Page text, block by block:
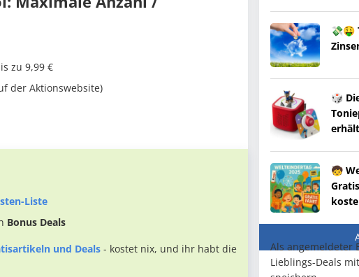
zu 9,99 €
der Aktionswebsite)
Liste
Bonus Deals
und Deals - kostet nix, und ihr habt die
💸🤑
🎲
🧒
Als angemeldeter
Lieblings-Deals